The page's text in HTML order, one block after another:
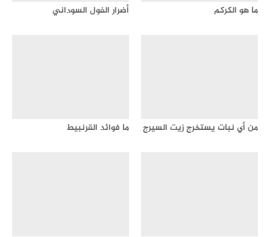
ما هو الكركم أضرار الفول السوداني
من أي نبات يستخرج زيت السيرج ما فوائد القرنبيط